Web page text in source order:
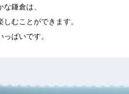
鎌倉は、
むことができます。
ぱいです。